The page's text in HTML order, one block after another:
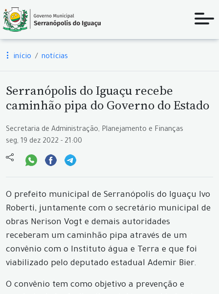
início notícias
Serranópolis do Iguaçu recebe
caminhão pipa do Governo do Estado
Secretaria de Administração, Planejamento e Finanças
seg, 19 dez 2022 - 21:00
O prefeito municipal de Serranópolis do Iguaçu Ivo
Roberti, juntamente com o secretário municipal de
obras Nerison Vogt e demais autoridades
receberam um caminhão pipa através de um
convênio com o Instituto água e Terra e que foi
viabilizado pelo deputado estadual Ademir Bier.
O convênio tem como objetivo a prevenção e